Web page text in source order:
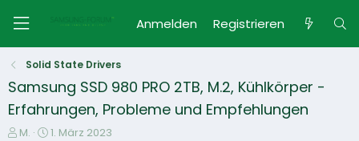
Anmelden Registrieren
Solid State Drivers
Samsung SSD 980 PRO 2TB, M.2, Kühlkörper -
Erfahrungen, Probleme und Empfehlungen
E
M.
E1. März 2023